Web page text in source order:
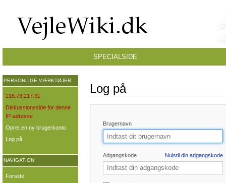
Log på
Brugernavn
Adgangskode Nulstil din adgangskode
SPECIALSIDE
PERSONLIGE VÆRKTØJER
216.73.217.31
Diskussionsside for denne
IP-adresse
Opret en ny brugerkonto
Log på
NAVIGATION
Forside